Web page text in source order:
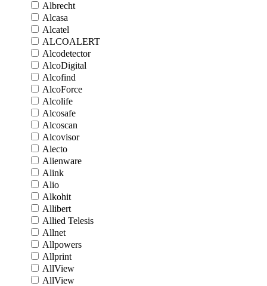
Albrecht
Alcasa
Alcatel
ALCOALERT
Alcodetector
AlcoDigital
Alcofind
AlcoForce
Alcolife
Alcosafe
Alcoscan
Alcovisor
Alecto
Alienware
Alink
Alio
Alkohit
Allibert
Allied Telesis
Allnet
Allpowers
Allprint
AllView
AllView